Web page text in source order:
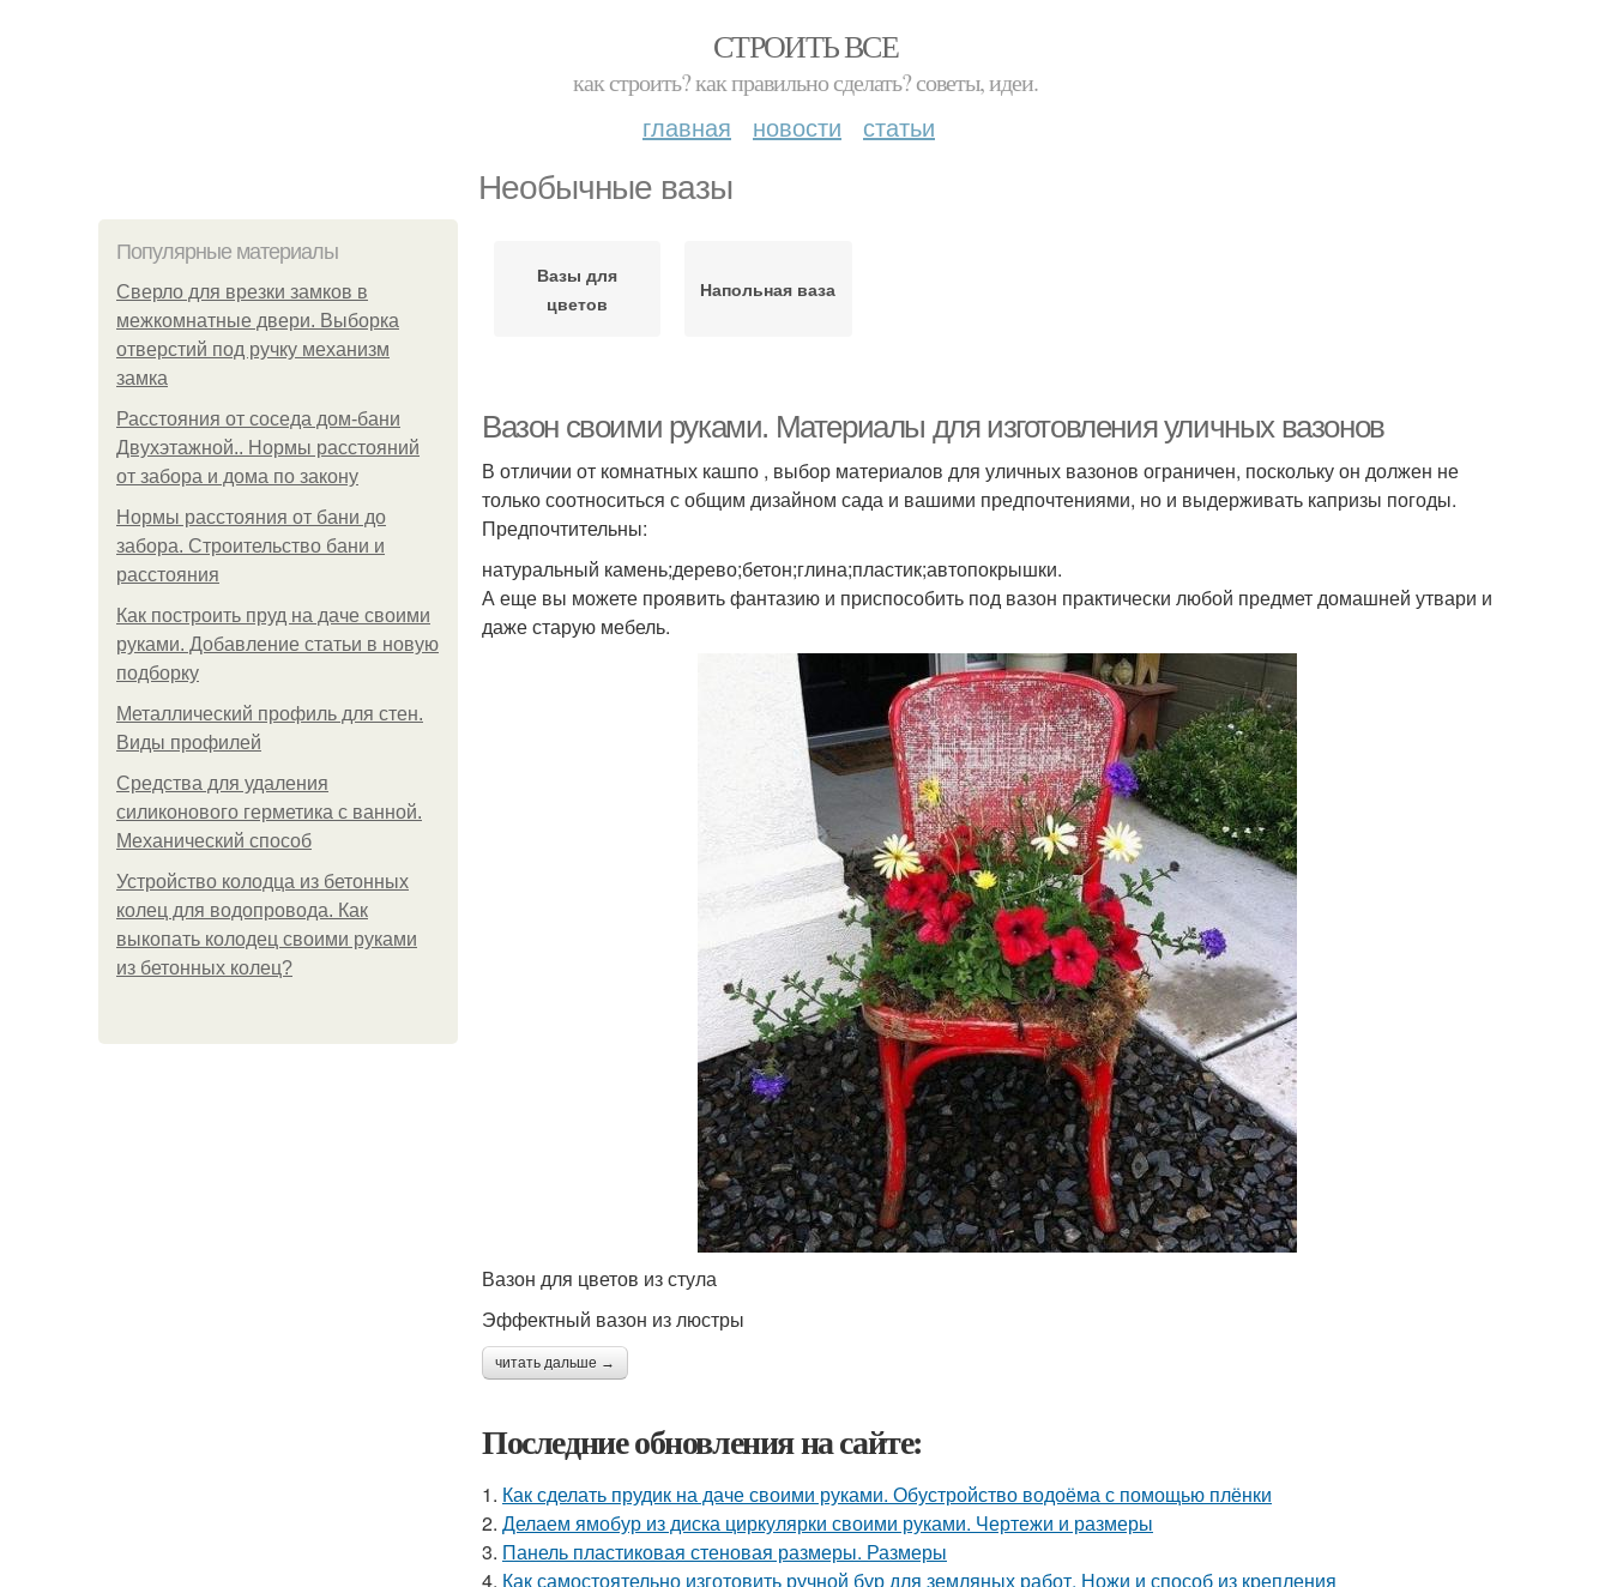
СТРОИТЬ ВСЕ
как строить? как правильно сделать? советы, идеи.
главная новости статьи
Необычные вазы
Популярные материалы
Сверло для врезки замков в
межкомнатные двери. Выборка
отверстий под ручку механизм
замка
Расстояния от соседа дом-бани
Двухэтажной.. Нормы расстояний
от забора и дома по закону
Нормы расстояния от бани до
забора. Строительство бани и
расстояния
Как построить пруд на даче своими
руками. Добавление статьи в новую
подборку
Металлический профиль для стен.
Виды профилей
Средства для удаления
силиконового герметика с ванной.
Механический способ
Устройство колодца из бетонных
колец для водопровода. Как
выкопать колодец своими руками
из бетонных колец?
Вазы для
цветов
Напольная ваза
Вазон своими руками. Материалы для изготовления уличных вазонов
В отличии от комнатных кашпо , выбор материалов для уличных вазонов ограничен, поскольку он должен не
только соотноситься с общим дизайном сада и вашими предпочтениями, но и выдерживать капризы погоды.
Предпочтительны:
натуральный камень;дерево;бетон;глина;пластик;автопокрышки.
А еще вы можете проявить фантазию и приспособить под вазон практически любой предмет домашней утвари и
даже старую мебель.
Вазон для цветов из стула
Эффектный вазон из люстры
читать дальше →
Последние обновления на сайте:
1. Как сделать прудик на даче своими руками. Обустройство водоёма с помощью плёнки
2. Делаем ямобур из диска циркулярки своими руками. Чертежи и размеры
3. Панель пластиковая стеновая размеры. Размеры
4. Как самостоятельно изготовить ручной бур для земляных работ. Ножи и способ из крепления